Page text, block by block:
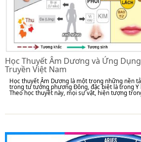
Học Thuyết Âm Dương và Ứng
Truyền Việt Nam
Học thuyết Âm Dương là một trong những nền
trong tư tưởng phương Đông, đặc biệt là trong Y
Theo học thuyết này, mọi sự vật, hiện tượng